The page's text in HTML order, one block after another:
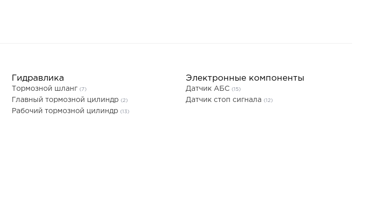
Гидравлика
Тормозной шланг (7)
Главный тормозной цилиндр (2)
Рабочий тормозной цилиндр (13)
Электронные компоненты
Датчик АБС (15)
Датчик стоп сигнала (12)